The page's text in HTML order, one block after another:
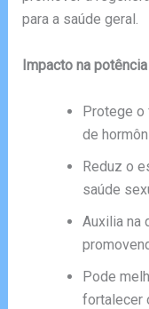
para a saúde geral.
Impacto na
Protege o
de
Reduz o
saúde
Auxilia na
Pode
fortalecer